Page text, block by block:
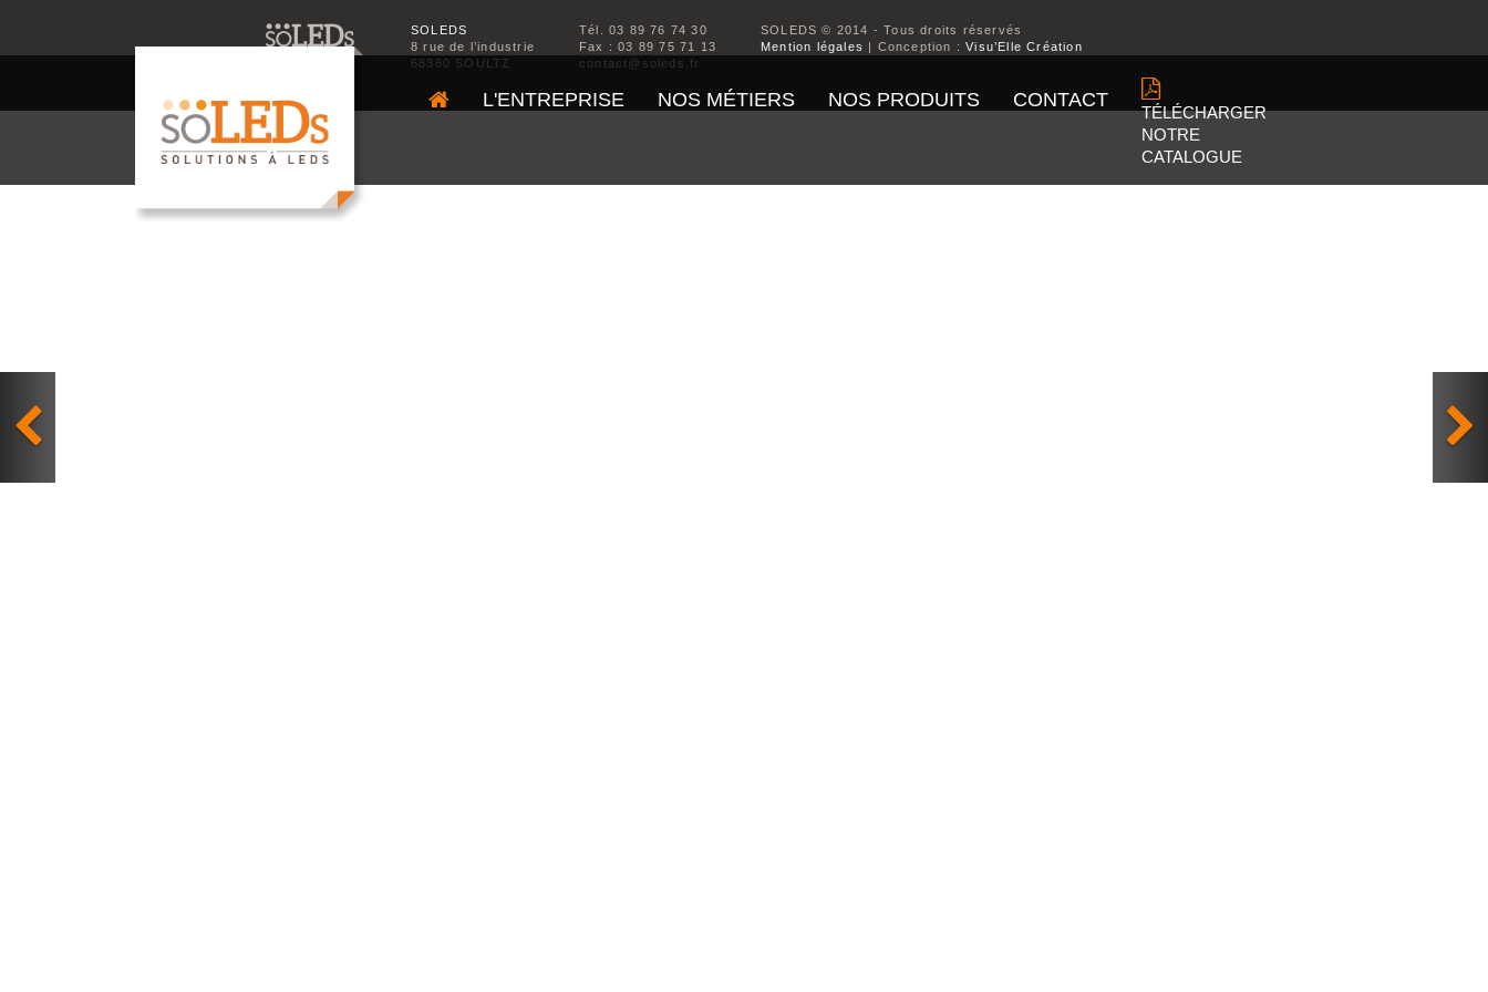
L'ENTREPRISE NOS MÉTIERS NOS PRODUITS CONTACT
TÉLÉCHARGER
NOTRE
CATALOGUE
SOLEDS
8 rue de l’industrie
68360 SOULTZ
Tél. 03 89 76 74 30
Fax : 03 89 75 71 13
contact@soleds.fr
SOLEDS © 2014 - Tous droits réservés
Mention légales | Conception :Visu’Elle Création